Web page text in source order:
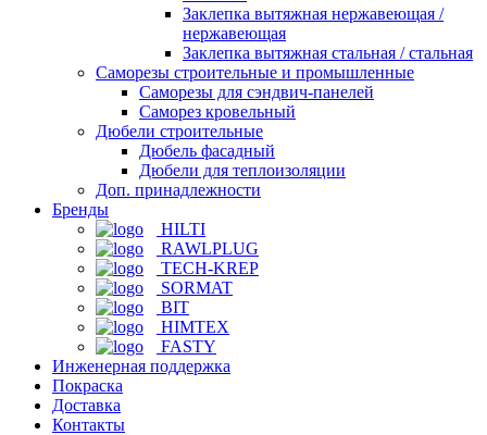
Заклепка вытяжная нержавеющая /
нержавеющая
Заклепка вытяжная стальная / стальная
Саморезы строительные и промышленные
Саморезы для сэндвич-панелей
Саморез кровельный
Дюбели строительные
Дюбель фасадный
Дюбели для теплоизоляции
Доп. принадлежности
Бренды
HILTI
RAWLPLUG
TECH-KREP
SORMAT
BIT
HIMTEX
FASTY
Инженерная поддержка
Покраска
Доставка
Контакты